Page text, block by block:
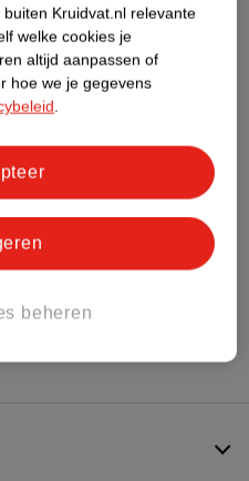
Kruidvat.nl relevante
welke cookies je
altijd aanpassen of
hoe we je gegevens
.
beheren